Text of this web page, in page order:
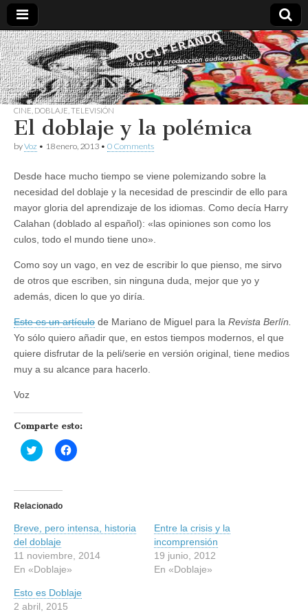
Vociferando
Comunicación,
Locucion y
Producción
Audiovisual
CINE DOBLAJE TELEVISIÓN
El doblaje y la polémica
byVoz • 18 enero, 2013 • 0 Comments
Desde hace mucho tiempo se viene polemizando sobre la
necesidad del doblaje y la necesidad de prescindir de ello para
mayor gloria del aprendizaje de los idiomas. Como decía Harry
Calahan (doblado al español): «las opiniones son como los
culos, todo el mundo tiene uno».
Como soy un vago, en vez de escribir lo que pienso, me sirvo
de otros que escriben, sin ninguna duda, mejor que yo y
además, dicen lo que yo diría.
Este es un artículo de Mariano de Miguel para la Revista Berlín.
Yo sólo quiero añadir que, en estos tiempos modernos, el que
quiere disfrutar de la peli/serie en versión original, tiene medios
muy a su alcance para hacerlo.
Voz
Comparte esto:
H
a
i
c
p
r
a
c
o
m
p
r
t
i
H
a
r
a
m
r
t
Relacionado
Breve, pero intensa, historia
del doblaje
11 noviembre, 2014
En «Doblaje»
Entre la crisis y la
incomprensión
19 junio, 2012
En «Doblaje»
Esto es Doblaje
2 abril, 2015